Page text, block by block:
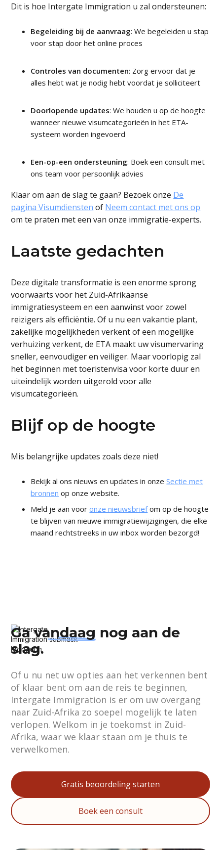
Dit is hoe Intergate Immigration u zal ondersteunen:
Begeleiding bij de aanvraag: We begeleiden u stap
voor stap door het online proces
Controles van documenten: Zorg ervoor dat je
alles hebt wat je nodig hebt voordat je solliciteert
Doorlopende updates: We houden u op de hoogte
wanneer nieuwe visumcategorieën in het ETA-
systeem worden ingevoerd
Een-op-een ondersteuning: Boek een consult met
ons team voor persoonlijk advies
Klaar om aan de slag te gaan? Bezoek onze De
pagina Visumdiensten of Neem contact met ons op
om te praten met een van onze immigratie-experts.
Laatste gedachten
Deze digitale transformatie is een enorme sprong
voorwaarts voor het Zuid-Afrikaanse
immigratiesysteem en een aanwinst voor zowel
reizigers als efficiëntie. Of u nu een vakantie plant,
zakelijke mogelijkheden verkent of een mogelijke
verhuizing verkent, de ETA maakt uw visumervaring
sneller, eenvoudiger en veiliger. Maar voorlopig zal
het beginnen met toeristenvisa voor korte duur en
uiteindelijk worden uitgerold voor alle
visumcategorieën.
Blijf op de hoogte
Mis belangrijke updates zoals deze niet!
Bekijk al ons nieuws en updates in onzeSectie met
bronnen op onze website.
Meld je aan vooronze nieuwsbriefom op de hoogte
te blijven van nieuwe immigratiewijzigingen, die elke
maand rechtstreeks in uw inbox worden bezorgd!
Gavandaag nog aan de
slag.
Of u nu net uw opties aan het verkennen bent
of klaar bent om aan de reis te beginnen,
Intergate Immigration is er om uw overgang
naar Zuid-Afrika zo soepel mogelijk te laten
verlopen. Welkom in je toekomst in Zuid-
Afrika, waar we klaar staan om je thuis te
verwelkomen.
Gratis beoordeling starten
Boek een consult